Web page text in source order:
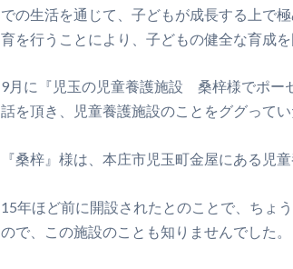
での生活を通じて、子どもが成長する上で
育を行うことにより、子どもの健全な育成を
9月に『児玉の児童養護施設 桑梓様でポー
話を頂き、児童養護施設のことをググって
『桑梓』様は、本庄市児玉町金屋にある児童
15年ほど前に開設されたとのことで、ちょ
ので、この施設のことも知りませんでした。